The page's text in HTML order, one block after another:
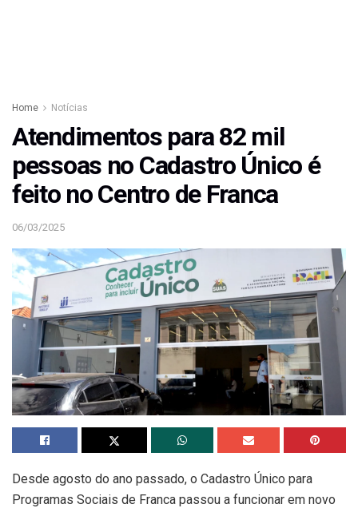
Home Notícias
Atendimentos para 82 mil
pessoas no Cadastro Único é
feito no Centro de Franca
06/03/2025
Desde agosto do ano passado, o Cadastro Único para
Programas Sociais de Franca passou a funcionar em novo